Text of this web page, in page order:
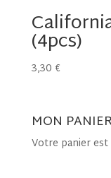
(4pcs)
3,30 €
MON
Votre panier est